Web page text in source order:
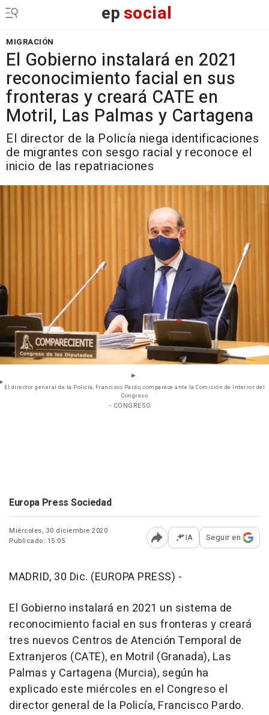
epsocial
MIGRACIÓN
El Gobierno instalará en 2021
reconocimiento facial en sus
fronteras y creará CATE en
Motril, Las Palmas y Cartagena
El director de la Policía niega identificaciones
de migrantes con sesgo racial y reconoce el
inicio de las repatriaciones
El director general de la Policía, Francisco Pardo, comparece ante la Comisión de Interior del
Congreso
- CONGRESO
Europa Press Sociedad
Miércoles, 30 diciembre 2020
Publicado: 15:05
Abrir opciones para
IA Seguir en
MADRID, 30 Dic. (EUROPA PRESS) -
El Gobierno instalará en 2021 un sistema de
reconocimiento facial en sus fronteras y creará
tres nuevos Centros de Atención Temporal de
Extranjeros (CATE), en Motril (Granada), Las
Palmas y Cartagena (Murcia), según ha
explicado este miércoles en el Congreso el
director general de la Policía, Francisco Pardo.